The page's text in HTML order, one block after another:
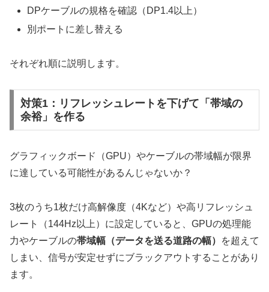
DPケーブルの規格を確認（DP1.4以上）
別ポートに差し替える
それぞれ順に説明します。
対策1：リフレッシュレートを下げて「帯域の
余裕」を作る
グラフィックボード（GPU）やケーブルの帯域幅が限界
に達している可能性があるんじゃないか？
3枚のうち1枚だけ高解像度（4Kなど）や高リフレッシュ
レート（144Hz以上）に設定していると、GPUの処理能
力やケーブルの帯域幅（データを送る道路の幅）
を超えて
しまい、信号が安定せずにブラックアウトすることがあり
ます。